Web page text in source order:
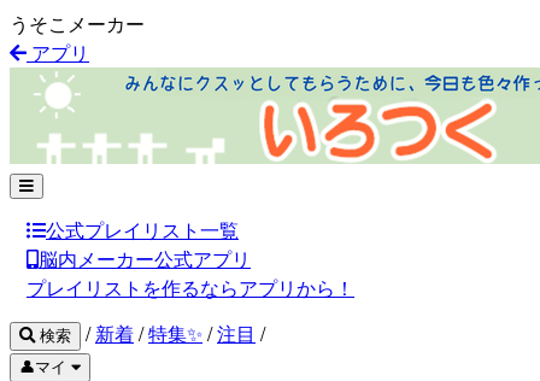
うそこメーカー
アプリ
公式プレイリスト一覧
脳内メーカー公式アプリ
プレイリストを作るならアプリから！
検索 / 新着/特集✨ /注目 /
👤マイ